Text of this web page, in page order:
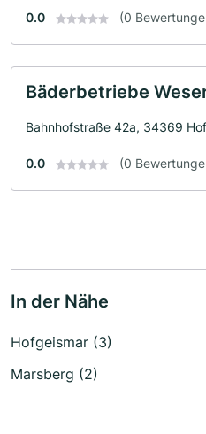
0.0 (0
Bäderbetriebe
Bahnhofstraße 42a, 34369
0.0 (0
In der Nähe
Hofgeismar (3)
Marsberg (2)